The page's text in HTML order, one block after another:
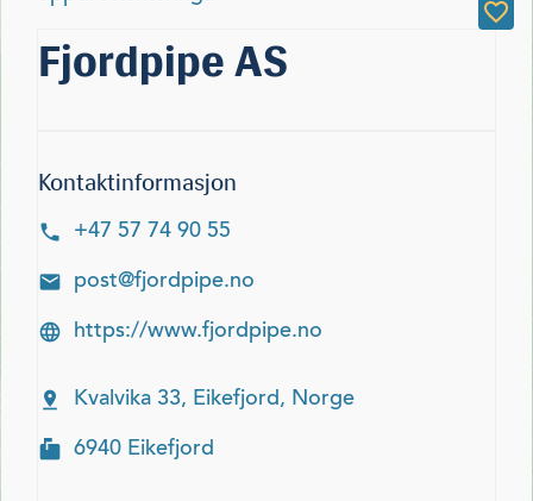
Fjordpipe AS
Kontaktinformasjon
+47 57 74 90 55
post@fjordpipe.no
https://www.fjordpipe.no
Kvalvika 33, Eikefjord, Norge
6940 Eikefjord